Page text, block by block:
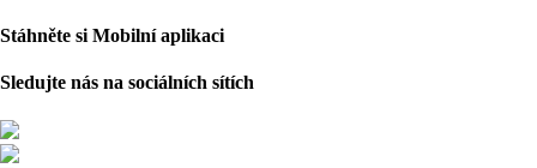
Stáhněte si Mobilní aplikaci
Sledujte nás na sociálních sítích